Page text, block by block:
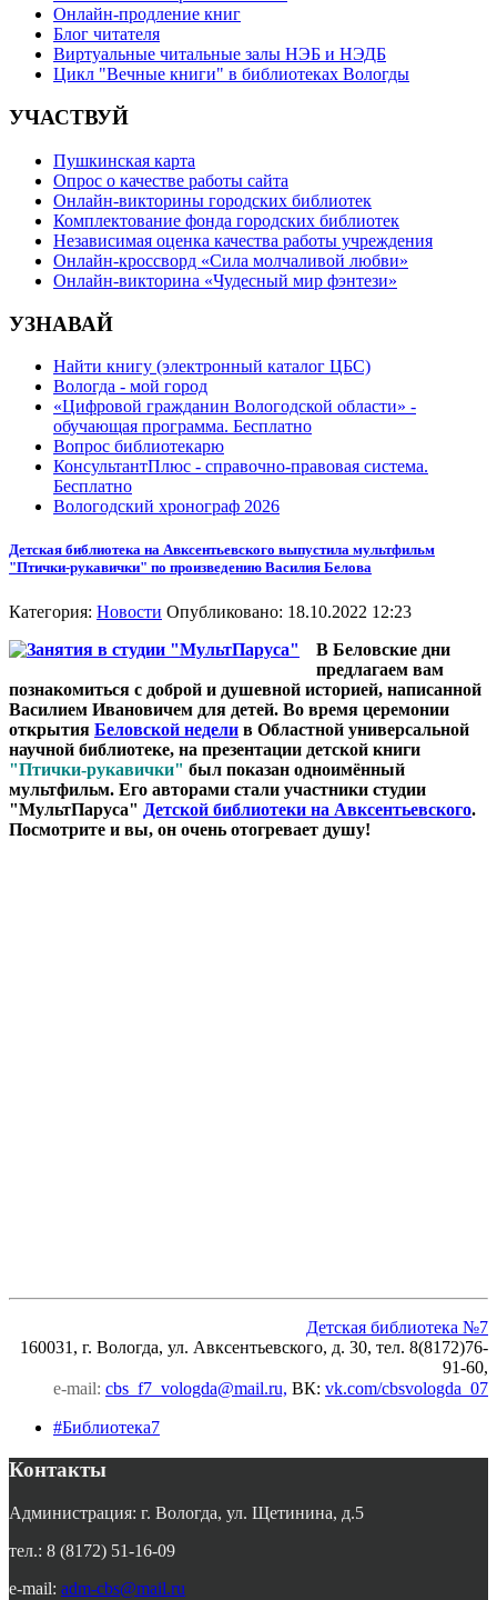
Онлайн-продление книг
Блог читателя
Виртуальные читальные залы НЭБ и НЭДБ
Цикл "Вечные книги" в библиотеках Вологды
УЧАСТВУЙ
Пушкинская карта
Опрос о качестве работы сайта
Онлайн-викторины городских библиотек
Комплектование фонда городских библиотек
Независимая оценка качества работы учреждения
Онлайн-кроссворд «Сила молчаливой любви»
Онлайн-викторина «Чудесный мир фэнтези»
УЗНАВАЙ
Найти книгу (электронный каталог ЦБС)
Вологда - мой город
«Цифровой гражданин Вологодской области» -
обучающая программа. Бесплатно
Вопрос библиотекарю
КонсультантПлюс - справочно-правовая система.
Бесплатно
Вологодский хронограф 2026
Детская библиотека на Авксентьевского выпустила мультфильм
"Птички-рукавички" по произведению Василия Белова
Категория: Новости Опубликовано: 18.10.2022 12:23
В Беловские дни
предлагаем вам
познакомиться с доброй и душевной историей, написанной
Василием Ивановичем для детей. Во время церемонии
открытия Беловской недели в Областной универсальной
научной библиотеке, на презентации детской книги
"Птички-рукавички" был показан одноимённый
мультфильм. Его авторами стали участники студии
"МультПаруса" Детской библиотеки на Авксентьевского.
Посмотрите и вы, он очень отогревает душу!
Детская библиотека №7
160031, г. Вологда, ул. Авксентьевского, д. 30, тел. 8(8172)76-
91-60,
e-mail: cbs_f7_vologda@mail.ru, ВК: vk.com/cbsvologda_07
#Библиотека7
Контакты
Администрация: г. Вологда, ул. Щетинина, д.5
тел.: 8 (8172) 51-16-09
e-mail: adm-cbs@mail.ru